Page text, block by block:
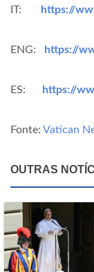
IT: https://
ENG: https://
ES: https://
Fonte: Vatican
OUTRAS